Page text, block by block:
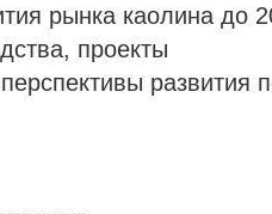
рынка каолина до
проекты
развития